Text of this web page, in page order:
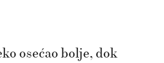
osećao bolje, dok